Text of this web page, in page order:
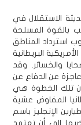
حديثة الاستقلال في
بالقوة المسلحة
استرداد المناطق
البريطانية
والخسائر. وقد
عن الدفاع عن
وأن تلك الخطوة هي
المفاوض عشية
الإنجليز باسم
إلى أن تعتمد